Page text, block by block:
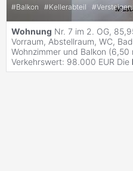
#Balkon #Kellerabteil #
Wohnung Nr. 7 im 2. OG,
Vorraum, Abstellraum, WC,
Wohnzimmer und Balkon (6,50
Verkehrswert: 98.000 EUR Die